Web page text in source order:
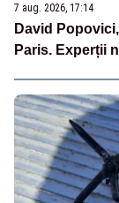
7 aug. 2026, 17:14
David
Paris. Experții